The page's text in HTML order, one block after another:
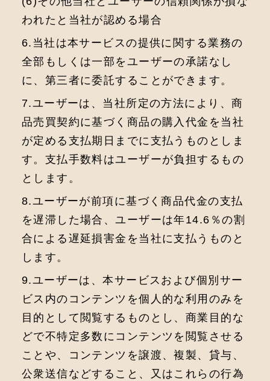
われたと当社が認める場合
6.当社は本サービスの提供に関する業務の
全部もしくは一部をユーザーの承諾なし
に、第三者に委託することができます。
7.ユーザーは、当社所定の方法により、商
品売買契約に基づく商品の購入代金を当社
が定める支払期日までに支払うものとしま
す。支払手数料はユーザーが負担するもの
とします。
8.ユーザーが前項に基づく商品代金の支払
を遅滞した場合、ユーザーは年14.6％の割
合による遅延損害金を当社に支払うものと
します。
9.ユーザーは、本サービスおよび個別サー
ビス内のコンテンツを個⼈的な利⽤のみを
⽬的として閲覧するものとし、商業⽬的な
どで不特定多数にコンテンツを閲覧させる
ことや、コンテンツを譲渡、複製、貸与、
公衆送信などすること、⼜はこれらの⾏為